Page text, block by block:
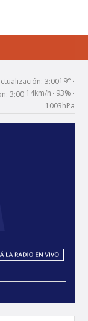
19° •
14km/h • 93% •
1003hPa